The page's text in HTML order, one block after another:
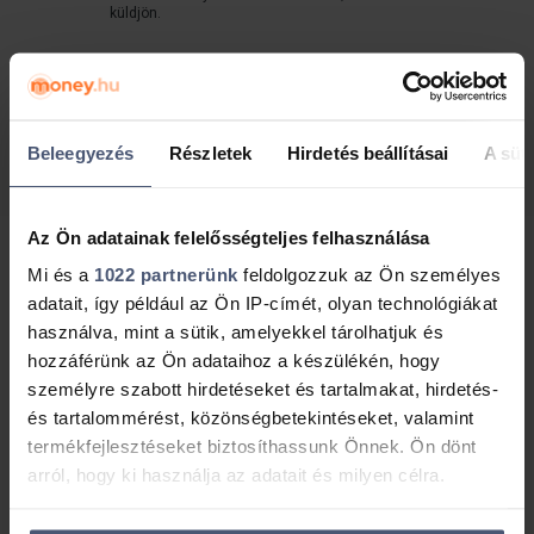
Beleegyezés Részletek Hirdetés beállításai A
Az Ön adatainak felelősségteljes felhasználása
Mi és a 1022 partnerünk feldolgozzuk az Ön személyes
adatait, így például az Ön IP-címét, olyan technológiákat
használva, mint a sütik, amelyekkel tárolhatjuk és
hozzáférünk az Ön adataihoz a készülékén, hogy
személyre szabott hirdetéseket és tartalmakat, hirdetés-
és tartalommérést, közönségbetekintéseket, valamint
termékfejlesztéseket biztosíthassunk Önnek. Ön dönt
arról, hogy ki használja az adatait és milyen célra.
küldjön.
A lenti gomb megnyomásával elfogadom a Money
Megközelíthetőség